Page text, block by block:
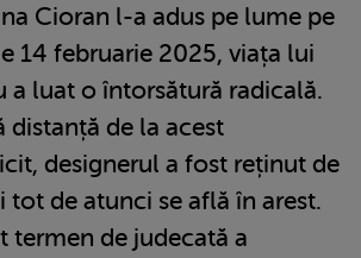
Cioran l-a adus pe lume pe
14 februarie 2025, viața lui
a luat o întorsătură radicală.
distanță de la acest
designerul a fost reținut de
tot de atunci se află în arest.
termen de judecată a